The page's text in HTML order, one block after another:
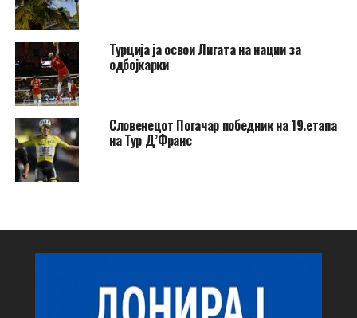
Турција ја освои Лигата на нации за
одбојкарки
Словенецот Погачар победник на 19.етапа
на Тур Д’Франс